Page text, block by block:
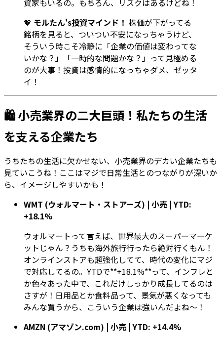
資家もいるの。もちろん、リスクはあるけどね！
💖 モルたん's投資マインド！ 株価が下がってる
銘柄を見ると、ついつい不安になっちゃうけど、
そういう時こそ冷静に「企業の価値は変わってな
いかな？」「一時的な問題かな？」って見極める
のが大事！投資は感情的になっちゃダメ、ゼッタ
イ！
🛍️ 小売業界の二大巨頭！私たちの生活
を支える企業たち
うちたちの生活に欠かせない、小売業界のデカい企業たちも
見ていこうね！ここはマジで日常生活とのつながりが深いか
ら、イメージしやすいかも！
WMT (ウォルマート・ストアーズ) | 小売 | YTD:
+18.1%
ウォルマートって言えば、世界最大のスーパーマーケ
ットじゃん？うちも海外旅行行ったら絶対行くもん！
オンラインストアも超強化してて、時代の変化にマジ
で対応してるの。YTDで**+18.1%**って、インフレと
か色々あった中で、これだけしっかり成長してるのは
さすが！日用品とか食料品って、景気が悪くなっても
みんな買うから、こういう企業は強いんだよね〜！
AMZN (アマゾン.com) | 小売 | YTD: +14.4%